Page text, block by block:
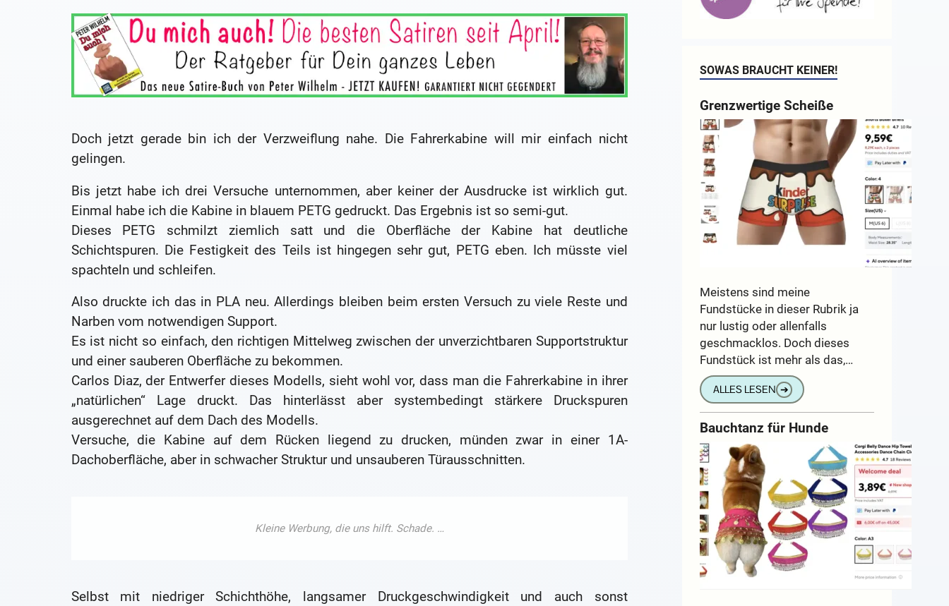
Doch jetzt gerade bin ich der Verzweiflung nahe. Die Fahrerkabine will mir einfach nicht
gelingen.
Bis jetzt habe ich drei Versuche unternommen, aber keiner der Ausdrucke ist wirklich gut.
Einmal habe ich die Kabine in blauem PETG gedruckt. Das Ergebnis ist so semi-gut.
Dieses PETG schmilzt ziemlich satt und die Oberfläche der Kabine hat deutliche
Schichtspuren. Die Festigkeit des Teils ist hingegen sehr gut, PETG eben. Ich müsste viel
spachteln und schleifen.
Also druckte ich das in PLA neu. Allerdings bleiben beim ersten Versuch zu viele Reste und
Narben vom notwendigen Support.
Es ist nicht so einfach, den richtigen Mittelweg zwischen der unverzichtbaren Supportstruktur
und einer sauberen Oberfläche zu bekommen.
Carlos Diaz, der Entwerfer dieses Modells, sieht wohl vor, dass man die Fahrerkabine in ihrer
„natürlichen“ Lage druckt. Das hinterlässt aber systembedingt stärkere Druckspuren
ausgerechnet auf dem Dach des Modells.
Versuche, die Kabine auf dem Rücken liegend zu drucken, münden zwar in einer 1A-
Dachoberfläche, aber in schwacher Struktur und unsauberen Türausschnitten.
Selbst mit niedriger Schichthöhe, langsamer Druckgeschwindigkeit und auch sonst
SOWAS BRAUCHT KEINER!
Grenzwertige Scheiße
Meistens sind meine
Fundstücke in dieser Rubrik ja
nur lustig oder allenfalls
geschmacklos. Doch dieses
Fundstück ist mehr als das,…
ALLES LESEN ➔
Bauchtanz für Hunde